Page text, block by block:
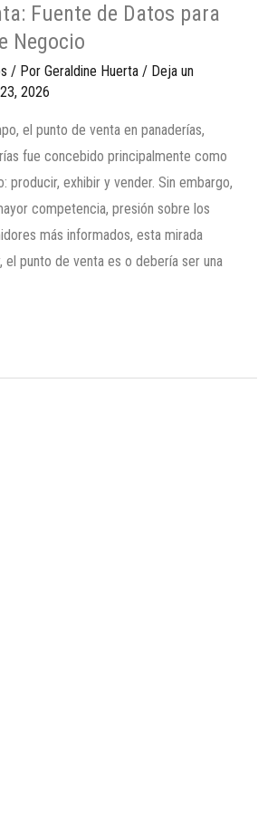
Fuente de Datos para
Negocio
/ Por Geraldine Huerta / Deja un
2026
el punto de venta en panaderías,
fue concebido principalmente como
producir, exhibir y vender. Sin embargo,
competencia, presión sobre los
más informados, esta mirada
el punto de venta es o debería ser una